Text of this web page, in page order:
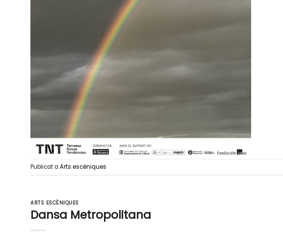
Publicat a Arts escèniques
ARTS ESCÈNIQUES
Dansa Metropolitana